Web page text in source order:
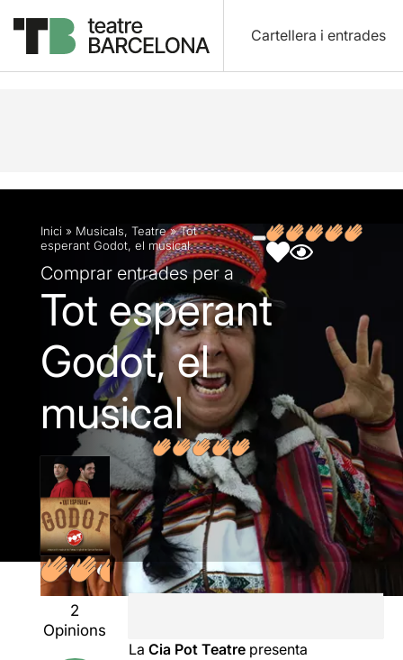
Cartellera i entrades
Descripció Fitxa artística Fotos i vídeos
Inici » Musicals, Teatre»Tot
esperant Godot, el musical
Comprar entrades per a
Tot esperant
Godot, el
musical
2
Opinions
LaCia Pot Teatre presenta